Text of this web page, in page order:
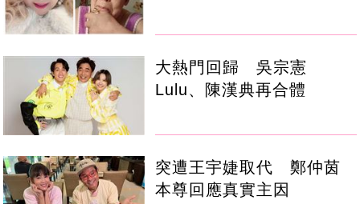
大熱門回歸 吳宗憲
Lulu、陳漢典再合體
突遭王宇婕取代 鄭仲茵
本尊回應真實主因